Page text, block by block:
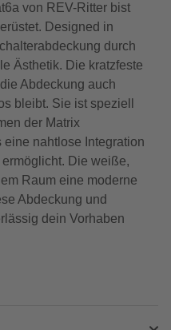
von REV-Ritter bist
Designed in
durch
Ästhetik. Die kratzfeste
Abdeckung auch
bleibt. Sie ist speziell
der Matrix
nahtlose Integration
Die weiße,
Raum eine moderne
Abdeckung und
dein Vorhaben